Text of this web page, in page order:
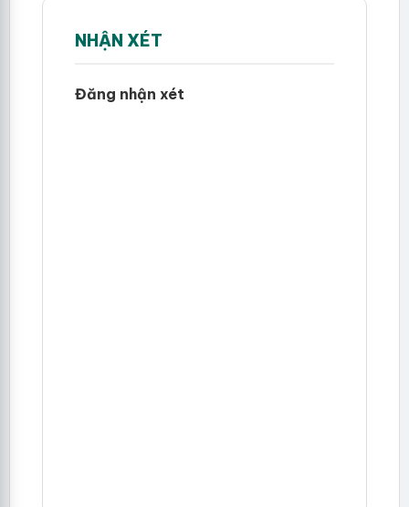
NHẬN XÉT
Đăng nhận xét